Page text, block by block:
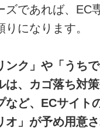
ズであれば、EC
になります。
ンク」や「うちで
は、カゴ落ち対
など、ECサイト
オ」が予め用意